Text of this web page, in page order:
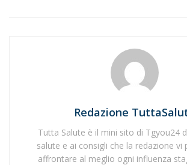
Redazione
Tutta Salute è il mini sito di Tgyou24
salute e ai consigli che la redazione vi
affrontare al meglio ogni influenza